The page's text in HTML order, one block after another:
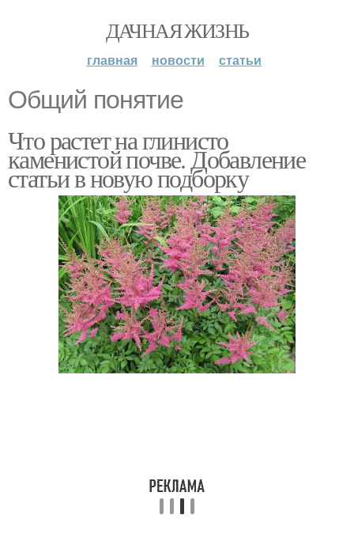
ДАЧНАЯ ЖИЗНЬ
главная новости статьи
Общий понятие
Что растет на глинисто
каменистой почве. Добавление
статьи в новую подборку